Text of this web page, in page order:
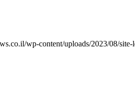
wp-content/uploads/2023/08/site-